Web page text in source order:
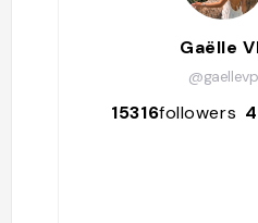
Gaëlle
@gaellevp
15316followers